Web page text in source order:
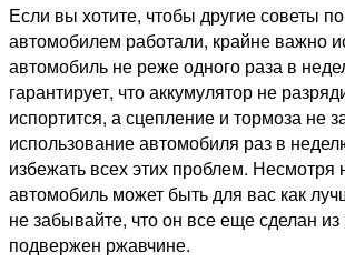
Если вы хотите, чтобы другие советы
автомобилем работали, крайне важно
автомобиль не реже одного раза в
гарантирует, что аккумулятор не
испортится, а сцепление и тормоза не
использование автомобиля раз в
избежать всех этих проблем. Несмотря
автомобиль может быть для вас как
не забывайте, что он все еще сделан
подвержен ржавчине.